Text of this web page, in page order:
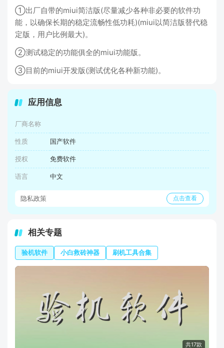
①出厂自带的miui简洁版(尽量减少各种非必要的软件功
能，以确保长期的稳定流畅性低功耗)(miui以简洁版替代稳
定版，用户比例最大)。
②测试稳定的功能俱全的miui功能版。
③目前的miui开发版(测试优化各种新功能)。
应用信息
厂商名称
性质 国产软件
授权 免费软件
语言 中文
隐私政策 点击查看
相关专题
验机软件 小白救砖神器 刷机工具合集
共17款